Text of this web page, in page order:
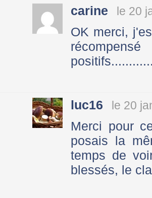
carine le 20
OK merci,
luc16 le 20
Merci pour
posais la
temps de
blessés, le